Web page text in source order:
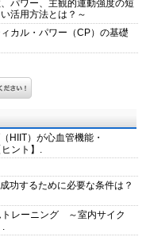
パワー、主観的運動強度の短
活用方法とは？～
カル・パワー（CP）の基礎
HIIT）が心血管機能・
ント】.
功するために必要な条件は？
トレーニング ～室内サイク